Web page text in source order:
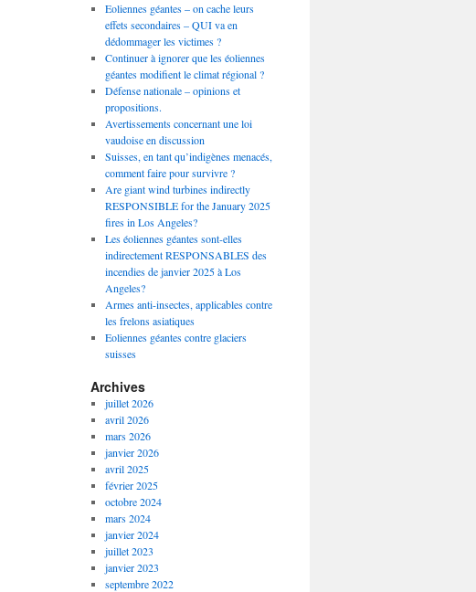
Eoliennes géantes – on cache leurs
effets secondaires – QUI va en
dédommager les victimes ?
Continuer à ignorer que les éoliennes
géantes modifient le climat régional ?
Défense nationale – opinions et
propositions.
Avertissements concernant une loi
vaudoise en discussion
Suisses, en tant qu’indigènes menacés,
comment faire pour survivre ?
Are giant wind turbines indirectly
RESPONSIBLE for the January 2025
fires in Los Angeles?
Les éoliennes géantes sont-elles
indirectement RESPONSABLES des
incendies de janvier 2025 à Los
Angeles?
Armes anti-insectes, applicables contre
les frelons asiatiques
Eoliennes géantes contre glaciers
suisses
Archives
juillet 2026
avril 2026
mars 2026
janvier 2026
avril 2025
février 2025
octobre 2024
mars 2024
janvier 2024
juillet 2023
janvier 2023
septembre 2022